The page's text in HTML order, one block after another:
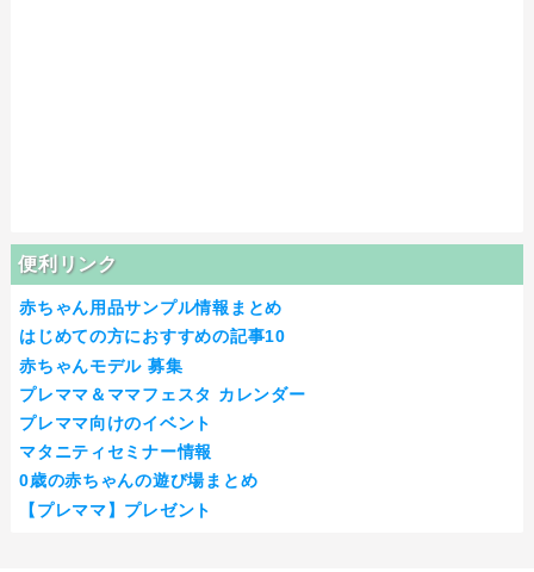
便利リンク
赤ちゃん用品サンプル情報まとめ
はじめての方におすすめの記事10
赤ちゃんモデル 募集
プレママ＆ママフェスタ カレンダー
プレママ向けのイベント
マタニティセミナー情報
0歳の赤ちゃんの遊び場まとめ
【プレママ】プレゼント